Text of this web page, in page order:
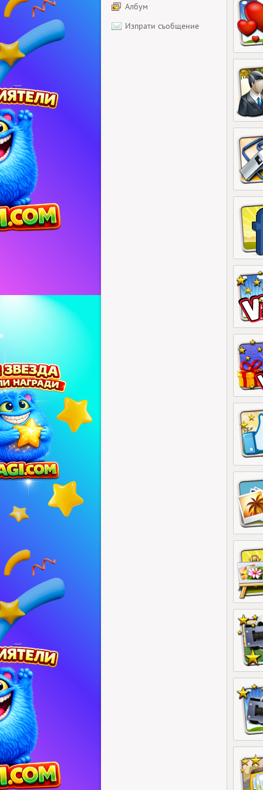
Албум
Изпрати съобщение